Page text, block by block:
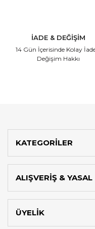
İADE & DEĞİŞİM
14 Gün İçerisinde Kolay
Değişim Hakkı
KATEGORİLER
ALIŞVERİŞ & YASAL
ÜYELİK